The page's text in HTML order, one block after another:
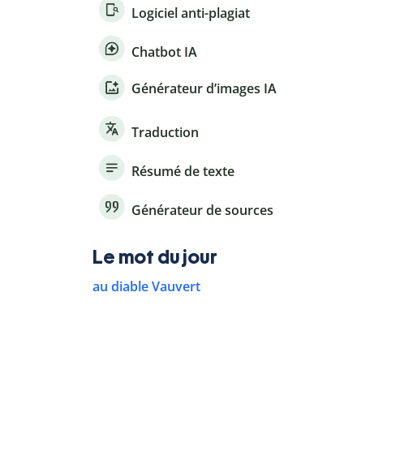
Logiciel anti-plagiat
Chatbot IA
Générateur d’images IA
Traduction
Résumé de texte
Générateur de sources
Le mot du jour
au diable Vauvert